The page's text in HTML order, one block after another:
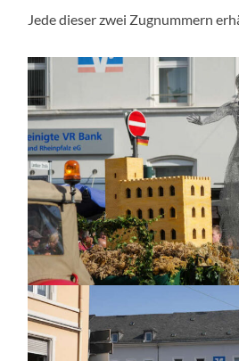
Jede dieser zwei Zugnummern